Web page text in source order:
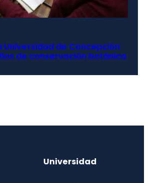
Universidad de Concepción
de conservación botánica
Universidad